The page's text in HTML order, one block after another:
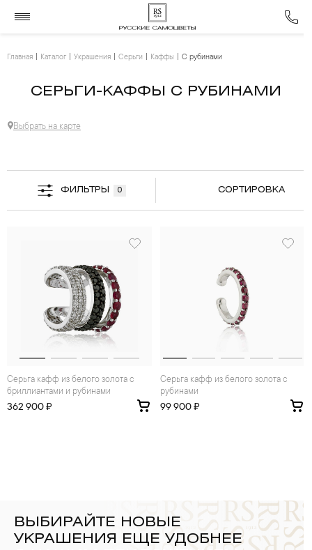
Главная Каталог Украшения Серьги Каффы С рубинами
СЕРЬГИ-КАФФЫ С РУБИНАМИ
Выбрать на карте
ФИЛЬТРЫ 0 СОРТИРОВКА
Серьга кафф из белого золота с
бриллиантами и рубинами
362 900 ₽
Серьга кафф из белого золота с
рубинами
99 900 ₽
ВЫБИРАЙТЕ НОВЫЕ
УКРАШЕНИЯ ЕЩЕ УДОБНЕЕ